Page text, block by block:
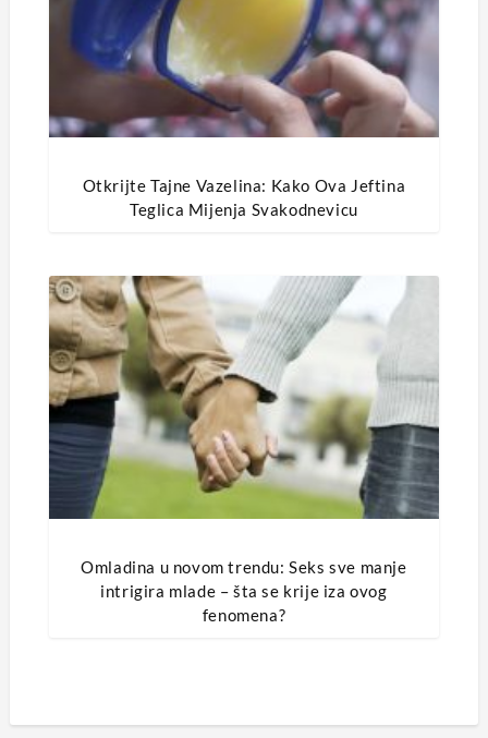
Otkrijte Tajne Vazelina: Kako Ova Jeftina
Teglica Mijenja Svakodnevicu
Omladina u novom trendu: Seks sve manje
intrigira mlade – šta se krije iza ovog
fenomena?